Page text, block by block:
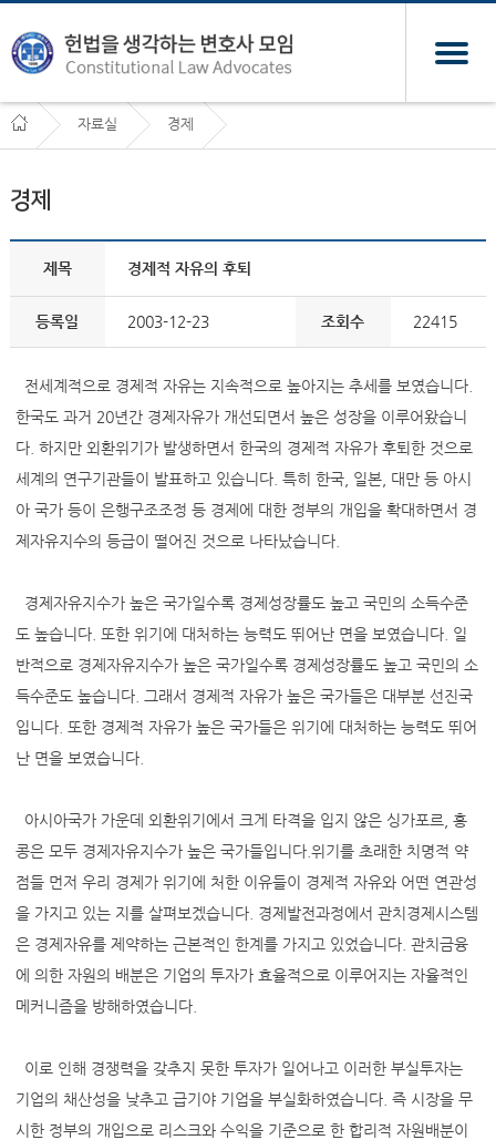
자료실 경제
경제
제목 경제적 자유의 후퇴
등록일 2003-12-23 조회수 22415
전세계적으로 경제적 자유는 지속적으로 높아지는 추세를 보였습니다.
한국도 과거 20년간 경제자유가 개선되면서 높은 성장을 이루어왔습니
다. 하지만 외환위기가 발생하면서 한국의 경제적 자유가 후퇴한 것으로
세계의 연구기관들이 발표하고 있습니다. 특히 한국, 일본, 대만 등 아시
아 국가 등이 은행구조조정 등 경제에 대한 정부의 개입을 확대하면서 경
제자유지수의 등급이 떨어진 것으로 나타났습니다.
경제자유지수가 높은 국가일수록 경제성장률도 높고 국민의 소득수준
도 높습니다. 또한 위기에 대처하는 능력도 뛰어난 면을 보였습니다. 일
반적으로 경제자유지수가 높은 국가일수록 경제성장률도 높고 국민의 소
득수준도 높습니다. 그래서 경제적 자유가 높은 국가들은 대부분 선진국
입니다. 또한 경제적 자유가 높은 국가들은 위기에 대처하는 능력도 뛰어
난 면을 보였습니다.
아시아국가 가운데 외환위기에서 크게 타격을 입지 않은 싱가포르, 홍
콩은 모두 경제자유지수가 높은 국가들입니다.위기를 초래한 치명적 약
점들 먼저 우리 경제가 위기에 처한 이유들이 경제적 자유와 어떤 연관성
을 가지고 있는 지를 살펴보겠습니다. 경제발전과정에서 관치경제시스템
은 경제자유를 제약하는 근본적인 한계를 가지고 있었습니다. 관치금융
에 의한 자원의 배분은 기업의 투자가 효율적으로 이루어지는 자율적인
메커니즘을 방해하였습니다.
이로 인해 경쟁력을 갖추지 못한 투자가 일어나고 이러한 부실투자는
기업의 채산성을 낮추고 급기야 기업을 부실화하였습니다. 즉 시장을 무
시한 정부의 개입으로 리스크와 수익을 기준으로 한 합리적 자원배분이